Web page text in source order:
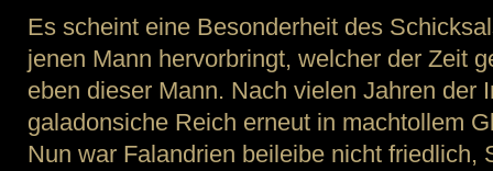
Es scheint eine Besonderheit des
jenen Mann hervorbringt, welcher der Zeit
eben dieser Mann. Nach vielen Jahren der
galadonsiche Reich erneut in machtollem
Nun war Falandrien beileibe nicht friedlich,